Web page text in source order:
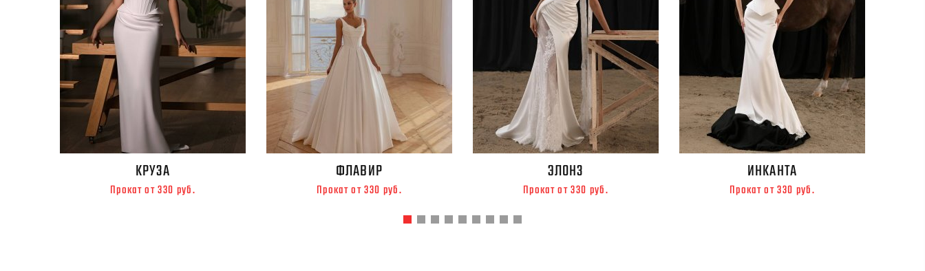
КРУЗА
Прокат от 330 руб.
ФЛАВИР
Прокат от 330 руб.
ЭЛОНЗ
Прокат от 330 руб.
ИНКАНТА
Прокат от 330 руб.